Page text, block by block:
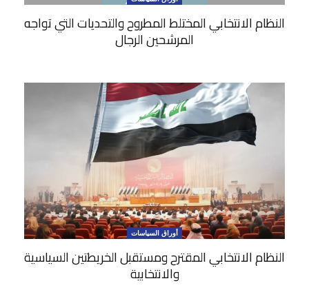
النظام الانتخابي المختلط المطروح والتحديات التي تواجه
المرشحين الرجال
أوراق السياسات
النظام الانتخابي المقترح ومستقبل الخريطتين السياسية
والانتخابية